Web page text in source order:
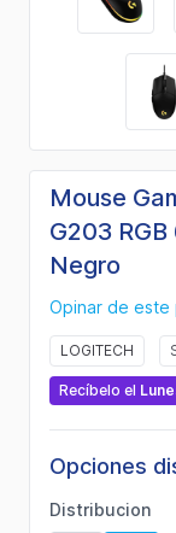
Mouse
G203
Negro
Opinar de este
LOGITECH
Recíbelo el
Opciones
Distribucion